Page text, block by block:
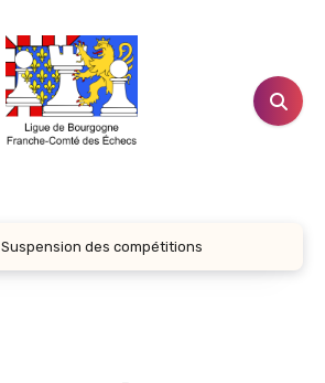
Suspension des compétitions